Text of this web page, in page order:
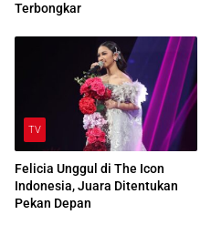
Terbongkar
TV
Felicia Unggul di The Icon
Indonesia, Juara Ditentukan
Pekan Depan